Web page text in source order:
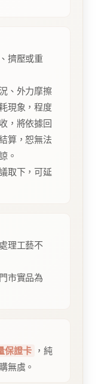
擠壓或重
、外力摩擦
現象，程度
，將依據回
算，恕無法
。
取下，可延
理工藝不
市實品為
保證卡
，純
無虞。